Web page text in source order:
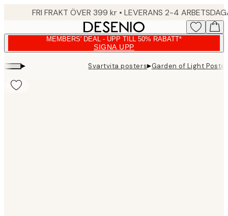
FRI FRAKT ÖVER 399 kr • LEVERANS 2-4
MEMBERS' DEAL - UPP TILL 50% RABATT*
SIGNA UPP
▸ Svartvita posters▸Garden of Light Poster